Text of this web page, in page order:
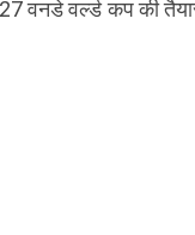
वनडे वर्ल्ड कप की